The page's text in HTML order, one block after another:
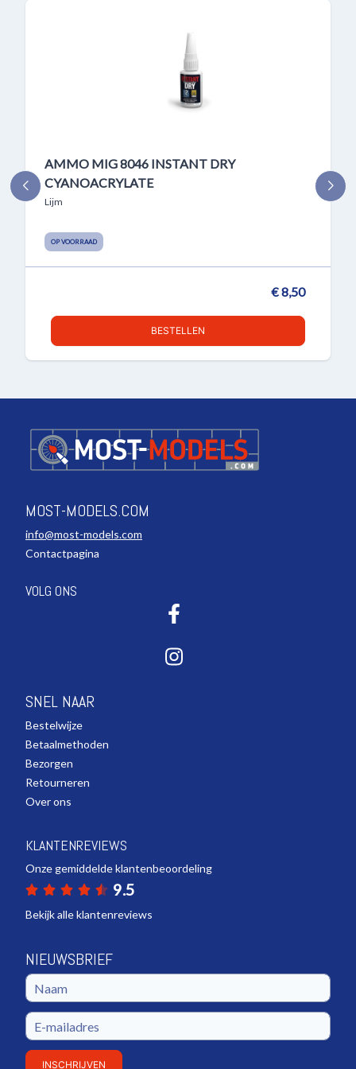
AMMO MIG 8046 INSTANT DRY
CYANOACRYLATE
Lijm
OP VOORRAAD
€ 8,50
BESTELLEN
MOST-MODELS.COM
info@most-models.com
Contactpagina
VOLG ONS
SNEL NAAR
Bestelwijze
Betaalmethoden
Bezorgen
Retourneren
Over ons
KLANTENREVIEWS
Onze gemiddelde klantenbeoordeling
9.5
Bekijk alle klantenreviews
NIEUWSBRIEF
INSCHRIJVEN